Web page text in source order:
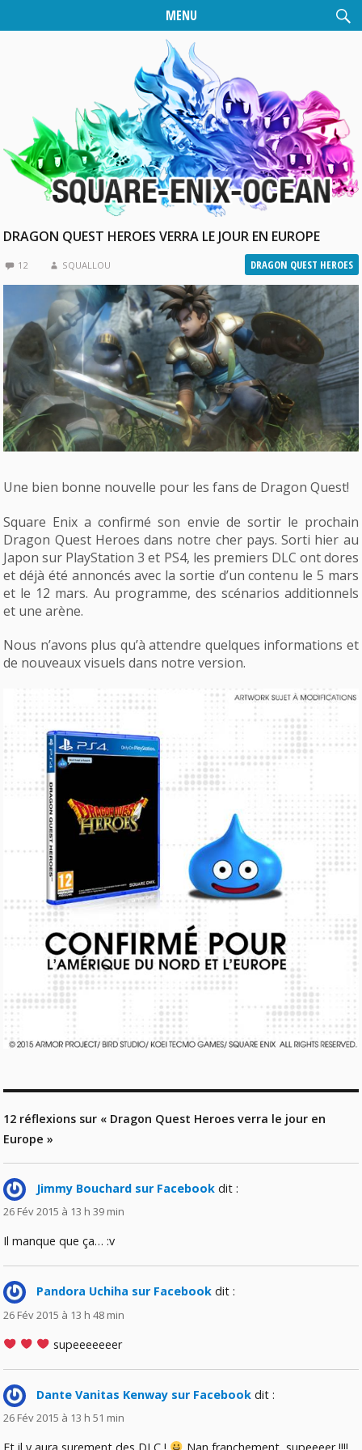
MENU
DRAGON QUEST HEROES VERRA LE JOUR EN EUROPE
DRAGON QUEST HEROES
12 SQUALLOU
Une bien bonne nouvelle pour les fans de Dragon Quest!
Square Enix a confirmé son envie de sortir le prochain
Dragon Quest Heroes dans notre cher pays. Sorti hier au
Japon sur PlayStation 3 et PS4, les premiers DLC ont dores
et déjà été annoncés avec la sortie d’un contenu le 5 mars
et le 12 mars. Au programme, des scénarios additionnels
et une arène.
Nous n’avons plus qu’à attendre quelques informations et
de nouveaux visuels dans notre version.
12 réflexions sur « Dragon Quest Heroes verra le jour en
Europe »
Jimmy Bouchard sur Facebook dit :
26 Fév 2015 à 13 h 39 min
Il manque que ça… :v
Pandora Uchiha sur Facebook dit :
26 Fév 2015 à 13 h 48 min
supeeeeeeer
Dante Vanitas Kenway sur Facebook dit :
26 Fév 2015 à 13 h 51 min